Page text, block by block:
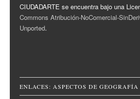
CIUDADARTE se encuentra bajo una
Commons Atribución-NoComercial-
Unported.
ENLACES: ASPECTOS DE